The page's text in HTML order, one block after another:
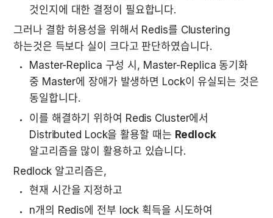
것인지에 대한 결정이 필요합니다.
그러나 결함 허용성을 위해서 Redis를 Clustering
하는것은 득보다 실이 크다고 판단하였습니다.
Master-Replica 구성 시, Master-Replica 동기화
중 Master에 장애가 발생하면 Lock이 유실되는 것은
동일합니다.
이를 해결하기 위하여 Redis Cluster에서
Distributed Lock을 활용할 때는 Redlock
알고리즘을 많이 활용하고 있습니다.
Redlock 알고리즘은,
현재 시간을 지정하고
n개의 Redis에 전부 lock 획득을 시도하여